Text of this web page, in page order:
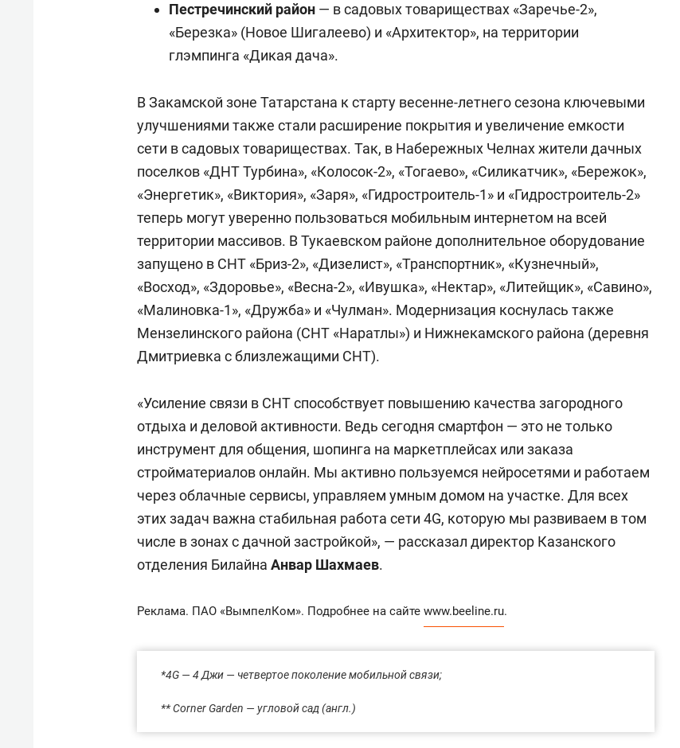
Пестречинский район — в садовых товариществах «Заречье-2»,
«Березка» (Новое Шигалеево) и «Архитектор», на территории
глэмпинга «Дикая дача».
В Закамской зоне Татарстана к старту весенне-летнего сезона ключевыми
улучшениями также стали расширение покрытия и увеличение емкости
сети в садовых товариществах. Так, в Набережных Челнах жители дачных
поселков «ДНТ Турбина», «Колосок-2», «Тогаево», «Силикатчик», «Бережок»,
«Энергетик», «Виктория», «Заря», «Гидростроитель-1» и «Гидростроитель-2»
теперь могут уверенно пользоваться мобильным интернетом на всей
территории массивов. В Тукаевском районе дополнительное оборудование
запущено в СНТ «Бриз-2», «Дизелист», «Транспортник», «Кузнечный»,
«Восход», «Здоровье», «Весна-2», «Ивушка», «Нектар», «Литейщик», «Савино»,
«Малиновка-1», «Дружба» и «Чулман». Модернизация коснулась также
Мензелинского района (СНТ «Наратлы») и Нижнекамского района (деревня
Дмитриевка с близлежащими СНТ).
«Усиление связи в СНТ способствует повышению качества загородного
отдыха и деловой активности. Ведь сегодня смартфон — это не только
инструмент для общения, шопинга на маркетплейсах или заказа
стройматериалов онлайн. Мы активно пользуемся нейросетями и работаем
через облачные сервисы, управляем умным домом на участке. Для всех
этих задач важна стабильная работа сети 4G, которую мы развиваем в том
числе в зонах с дачной застройкой», — рассказал директор Казанского
отделения Билайна Анвар Шахмаев.
Реклама. ПАО «ВымпелКом». Подробнее на сайте www.beeline.ru.
*4G — 4 Джи — четвертое поколение мобильной связи;
** Corner Garden — угловой сад (англ.)